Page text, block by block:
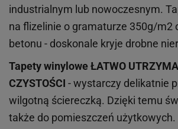
industrialnym lub nowoczesnym.
na flizelinie o gramaturze 350g/m2
betonu - doskonale kryje drobne
Tapety winyloweŁATWO
CZYSTOŚCI - wystarczy delikatnie
wilgotną ściereczką. Dzięki temu
także do pomieszczeń użytkowych.